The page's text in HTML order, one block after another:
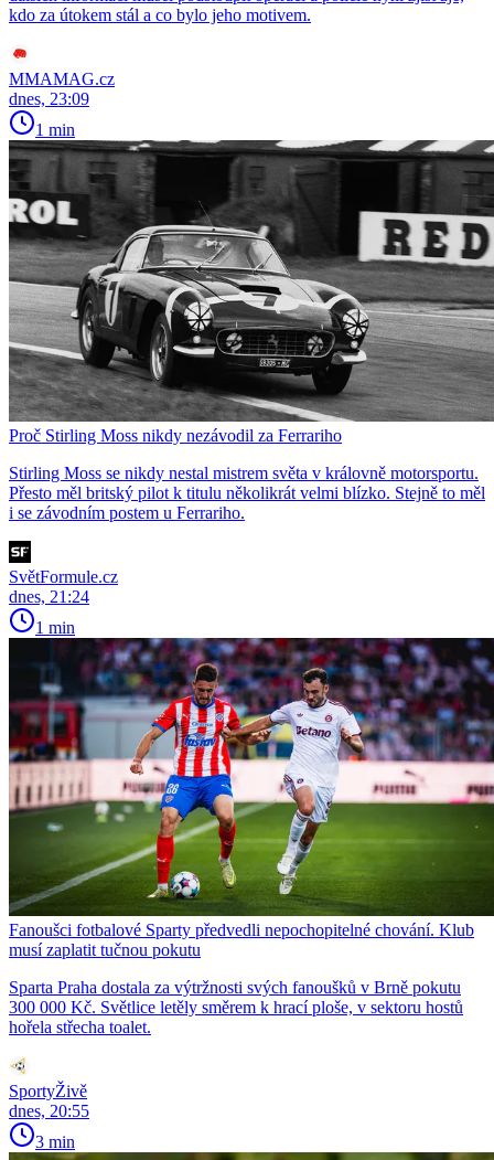
kdo za útokem stál a co bylo jeho motivem.
MMAMAG.cz
dnes, 23:09
1 min
Proč Stirling Moss nikdy nezávodil za Ferrariho
Stirling Moss se nikdy nestal mistrem světa v královně motorsportu.
Přesto měl britský pilot k titulu několikrát velmi blízko. Stejně to měl
i se závodním postem u Ferrariho.
SvětFormule.cz
dnes, 21:24
1 min
Fanoušci fotbalové Sparty předvedli nepochopitelné chování. Klub
musí zaplatit tučnou pokutu
Sparta Praha dostala za výtržnosti svých fanoušků v Brně pokutu
300 000 Kč. Světlice letěly směrem k hrací ploše, v sektoru hostů
hořela střecha toalet.
SportyŽivě
dnes, 20:55
3 min